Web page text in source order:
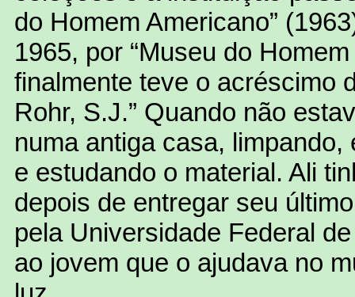
do Homem Americano”
1965, por “Museu do
finalmente teve o acréscimo
Rohr, S.J.” Quando não
numa antiga casa,
e estudando o material. Ali
depois de entregar seu
pela Universidade Federal
ao jovem que o ajudava no